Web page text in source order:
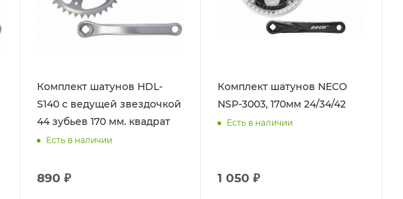
Комплект шатунов HDL-
S140 с ведущей звездочкой
44 зубьев 170 мм. квадрат
Есть в наличии
890 ₽
Комплект шатунов NECO
NSP-3003, 170мм 24/34/42
Есть в наличии
1 050 ₽